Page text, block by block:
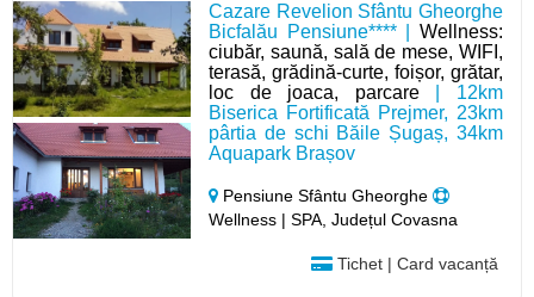
Cazare Revelion Sfântu Gheorghe
Bicfalău Pensiune**** | Wellness:
ciubăr, saună, sală de mese, WIFI,
terasă, grădină-curte, foișor, grătar,
loc de joaca, parcare| 12km
Biserica Fortificată Prejmer, 23km
pârtia de schi Băile Șugaș, 34km
Aquapark Brașov
Pensiune Sfântu Gheorghe
Wellness | SPA, Județul Covasna
Tichet | Card vacanță